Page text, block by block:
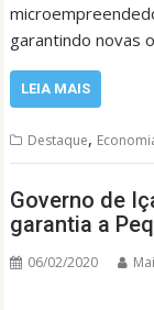
garantindo novas
LEIA MAIS
Destaque,
Governo de
garantia a
06/02/2020